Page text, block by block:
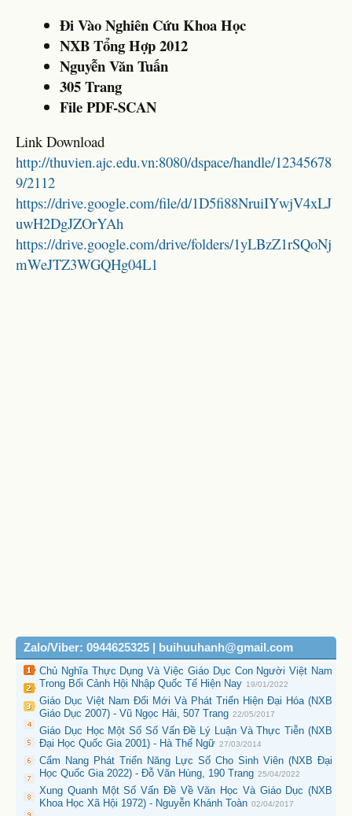
Đi Vào Nghiên Cứu Khoa Học
NXB Tổng Hợp 2012
Nguyễn Văn Tuấn
305 Trang
File PDF-SCAN
Link Download
http://thuvien.ajc.edu.vn:8080/dspace/handle/12345678
9/2112
https://drive.google.com/file/d/1D5fi88NruiIYwjV4xLJ
uwH2DgJZOrYAh
https://drive.google.com/drive/folders/1yLBzZ1rSQoNj
mWeJTZ3WGQHg04L1
Zalo/Viber: 0944625325 | buihuuhanh@gmail.com
Chủ Nghĩa Thực Dụng Và Việc Giáo Dục Con Người Việt Nam
Trong Bối Cảnh Hội Nhập Quốc Tế Hiện Nay 19/01/2022
Giáo Dục Việt Nam Đổi Mới Và Phát Triển Hiện Đại Hóa (NXB
Giáo Dục 2007) - Vũ Ngọc Hải, 507 Trang 22/05/2017
Giáo Dục Học Một Số Số Vấn Đề Lý Luận Và Thực Tiễn (NXB
Đại Học Quốc Gia 2001) - Hà Thế Ngữ 27/03/2014
Cẩm Nang Phát Triển Năng Lực Số Cho Sinh Viên (NXB Đại
Học Quốc Gia 2022) - Đỗ Văn Hùng, 190 Trang 25/04/2022
Xung Quanh Một Số Vấn Đề Về Văn Học Và Giáo Dục (NXB
Khoa Học Xã Hội 1972) - Nguyễn Khánh Toàn 02/04/2017